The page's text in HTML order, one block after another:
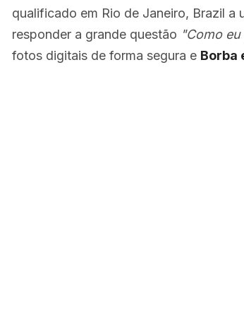
qualificado em Rio de Janeiro, Brazil a
responder a grande questão "Como
fotos digitais de forma segura e Borba